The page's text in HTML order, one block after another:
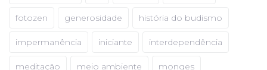
fotozen generosidade história do budismo
impermanência iniciante interdependência
meditação meio ambiente monges